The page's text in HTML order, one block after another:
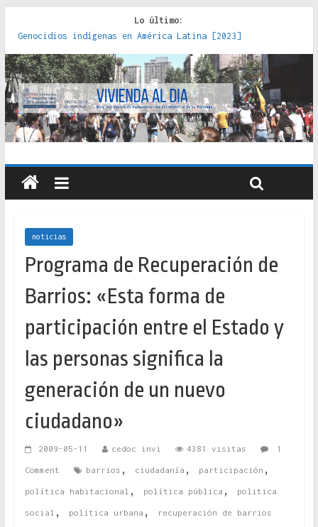
Lo último:
Genocidios indígenas en América Latina [2023]
Estudios sobre la espacialización de los Estados :
políticas, prácticas y representaciones [2022]
Donde el pedernal choca con el acero : hacia una teoría
crítica de las fronteras latinoamericanas [2020]
Criterios técnicos para una vivienda adecuada [2019]
Red de consultorios de la Caja del Seguro Obrero en
Santiago : un patrimonio emblemático [2014]
noticias
Programa de Recuperación de
Barrios: «Esta forma de
participación entre el Estado y
las personas significa la
generación de un nuevo
ciudadano»
2009-05-11 cedoc invi 4381 visitas 1
Comment barrios , ciudadanía , participación ,
política habitacional , política pública , politica
social , política urbana , recuperación de barrios